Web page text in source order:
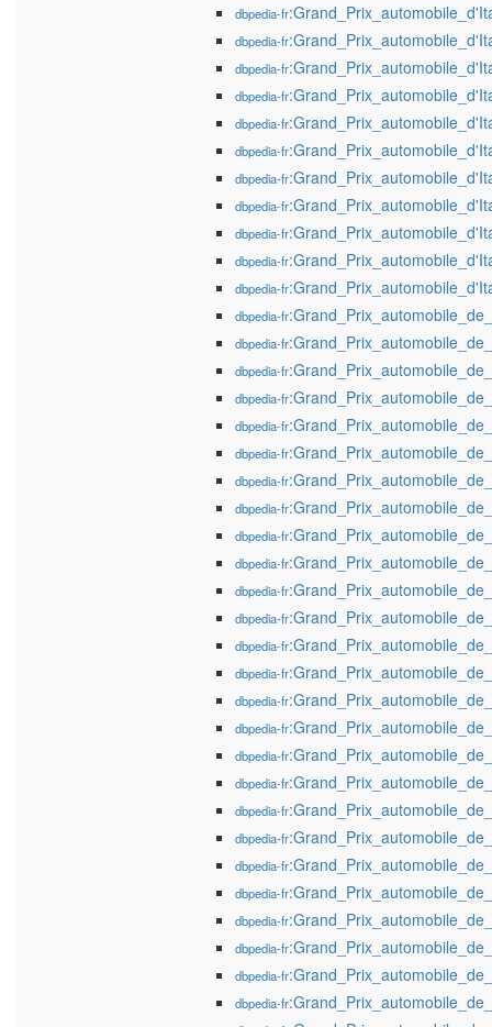
dbpedia-fr
dbpedia-fr
dbpedia-fr
dbpedia-fr
dbpedia-fr
dbpedia-fr
dbpedia-fr
dbpedia-fr
dbpedia-fr
dbpedia-fr
dbpedia-fr
dbpedia-fr
dbpedia-fr
dbpedia-fr
dbpedia-fr
dbpedia-fr
dbpedia-fr
dbpedia-fr
dbpedia-fr
dbpedia-fr
dbpedia-fr
dbpedia-fr
dbpedia-fr
dbpedia-fr
dbpedia-fr
dbpedia-fr
dbpedia-fr
dbpedia-fr
dbpedia-fr
dbpedia-fr
dbpedia-fr
dbpedia-fr
dbpedia-fr
dbpedia-fr
dbpedia-fr
dbpedia-fr
dbpedia-fr